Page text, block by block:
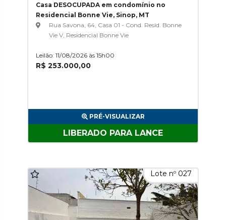
Casa DESOCUPADA em condomínio no
Residencial Bonne Vie, Sinop, MT
Rua Savona, 64, Casa 01 - Cond. Resid. Bonne
Vie V, Residencial Bonne Vie
Leilão: 11/08/2026 às 15h00
R$ 253.000,00
PRÉ-VISUALIZAR
LIBERADO PARA LANCE
Lote nº 027